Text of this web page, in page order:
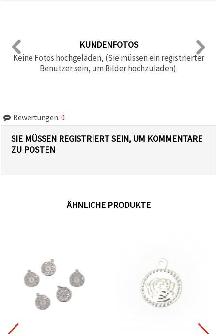
KUNDENFOTOS
Keine Fotos hochgeladen, (Sie müssen ein registrierter
Benutzer sein, um Bilder hochzuladen).
Bewertungen: 0
SIE MÜSSEN REGISTRIERT SEIN, UM KOMMENTARE
ZU POSTEN
ÄHNLICHE PRODUKTE